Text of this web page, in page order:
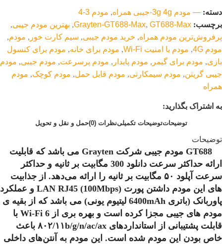
دسته: — مودم 3g 4g-جیبی همراه , مودم 3-4
برچسب:
Grayten-GT688-Max, GT688-Max
, بهترین مودم جیبی,
پرفروش‌ترین مودم همراه, خرید مودم جیبی, سیم کارت خور , مودم,
مودم 4G
, مودم با امنیت Wi-Fi , مودم برای خانه, مودم برای کنسول
بازی, مودم برای گیمر , مودم پایدار , مودم پرسرعت, مودم جیبی, مودم
جیبی گریتن, مودم سیمکارتی, مودم قابل حمل, مودم کوچک, مودم
همراه
به اشتراک بگذارید:
توضیحاتتوضیحات تکمیلینظرات (0) حمل و نقل و تحویل
توضیحات
GT688 مودم جیبی شرکت Grayten می باشد که قابلیت
ارائه حداکثر سرعت دانلود 300 مگابیت بر ثانیه و حداکثر
سرعت آپلود ۵۰ مگابیت بر ثانیه را ارائه می‌دهد. از جذابیت‌
های این مودم داشتن پورت LAN RJ45 (100Mbps) و عملکرد
پاوربانک (باتری 6400mAh لیتیوم یونی) می باشد که از بقیه ی
مودم های جیبی مجزا کرده است و بهره بری از Wi-Fi 6 با
قابلت پشتیبانی از استانداردهای ۸۰۲/۱۱b/g/n/ac/ax باعث
خاص بودن این مودم شده است. این مودم به آنتن‌های داخلی